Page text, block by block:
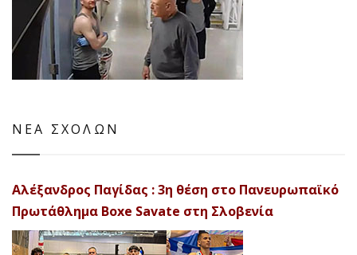
ΝΕΑ ΣΧΟΛΩΝ
Αλέξανδρος Παγίδας : 3η θέση στο Πανευρωπαϊκό
Πρωτάθλημα Boxe Savate στη Σλοβενία